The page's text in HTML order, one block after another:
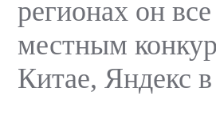
регионах он
местным
Китае, Яндекс